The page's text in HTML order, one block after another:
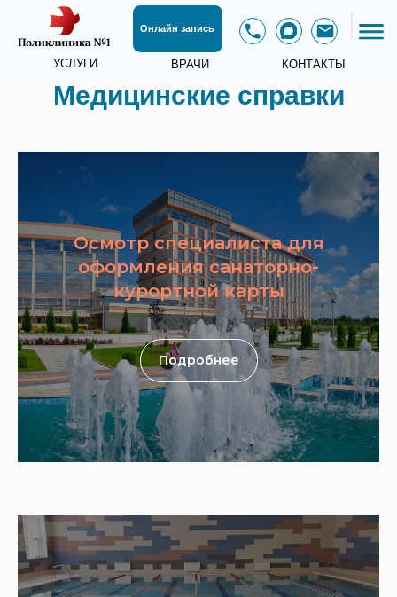
КОНТАКТЫ
ВРАЧИ
УСЛУГИ
Медицинские справки
Осмотр специалиста для
оформления санаторно-
курортной карты
Подробнее